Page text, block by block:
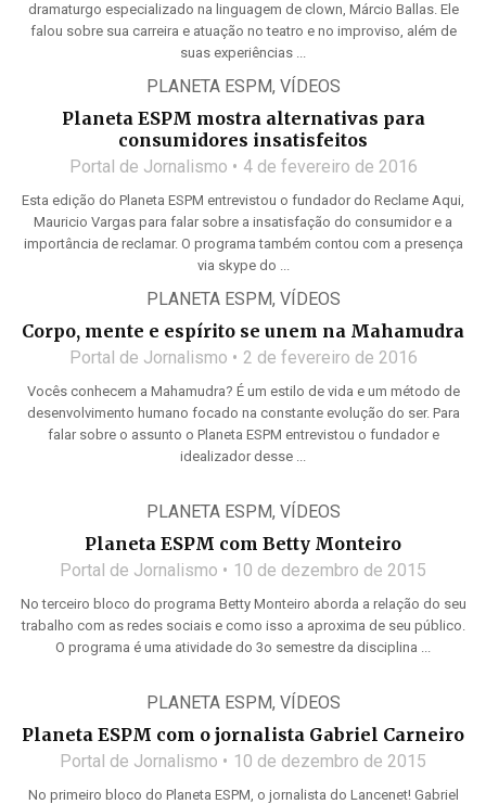
dramaturgo especializado na linguagem de clown, Márcio Ballas. Ele
falou sobre sua carreira e atuação no teatro e no improviso, além de
suas experiências ...
PLANETA ESPM, VÍDEOS
Planeta ESPM mostra alternativas para
consumidores insatisfeitos
Portal de Jornalismo 4 de fevereiro de 2016
Esta edição do Planeta ESPM entrevistou o fundador do Reclame Aqui,
Mauricio Vargas para falar sobre a insatisfação do consumidor e a
importância de reclamar. O programa também contou com a presença
via skype do ...
PLANETA ESPM, VÍDEOS
Corpo, mente e espírito se unem na Mahamudra
Portal de Jornalismo 2 de fevereiro de 2016
Vocês conhecem a Mahamudra? É um estilo de vida e um método de
desenvolvimento humano focado na constante evolução do ser. Para
falar sobre o assunto o Planeta ESPM entrevistou o fundador e
idealizador desse ...
PLANETA ESPM, VÍDEOS
Planeta ESPM com Betty Monteiro
Portal de Jornalismo 10 de dezembro de 2015
No terceiro bloco do programa Betty Monteiro aborda a relação do seu
trabalho com as redes sociais e como isso a aproxima de seu público.
O programa é uma atividade do 3o semestre da disciplina ...
PLANETA ESPM, VÍDEOS
Planeta ESPM com o jornalista Gabriel Carneiro
Portal de Jornalismo 10 de dezembro de 2015
No primeiro bloco do Planeta ESPM, o jornalista do Lancenet! Gabriel